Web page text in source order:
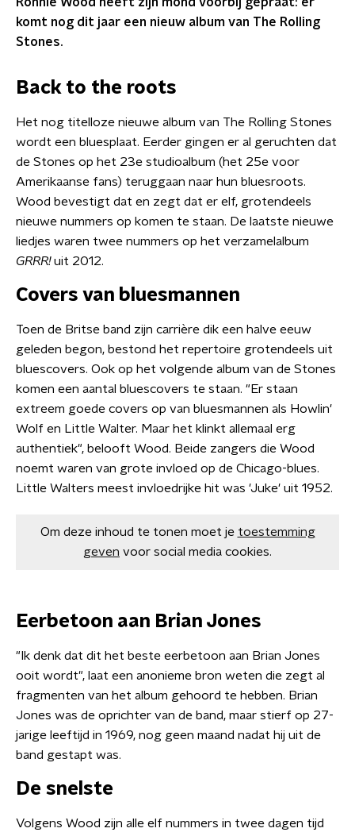
komt nog dit jaar een nieuw album van The Rolling
Stones.
Back to the roots
Het nog titelloze nieuwe album van The Rolling Stones
wordt een bluesplaat. Eerder gingen er al geruchten dat
de Stones op het 23e studioalbum (het 25e voor
Amerikaanse fans) teruggaan naar hun bluesroots.
Wood bevestigt dat en zegt dat er elf, grotendeels
nieuwe nummers op komen te staan. De laatste nieuwe
liedjes waren twee nummers op het verzamelalbum
GRRR!uit 2012.
Covers van bluesmannen
Toen de Britse band zijn carrière dik een halve eeuw
geleden begon, bestond het repertoire grotendeels uit
bluescovers. Ook op het volgende album van de Stones
komen een aantal bluescovers te staan. "Er staan
extreem goede covers op van bluesmannen als Howlin'
Wolf en Little Walter. Maar het klinkt allemaal erg
authentiek", belooft Wood. Beide zangers die Wood
noemt waren van grote invloed op de Chicago-blues.
Little Walters meest invloedrijke hit was 'Juke' uit 1952.
Om deze inhoud te tonen moet je toestemming
geven voor social media cookies.
Eerbetoon aan Brian Jones
"Ik denk dat dit het beste eerbetoon aan Brian Jones
ooit wordt", laat een anonieme bron weten die zegt al
fragmenten van het album gehoord te hebben. Brian
Jones was de oprichter van de band, maar stierf op 27-
jarige leeftijd in 1969, nog geen maand nadat hij uit de
band gestapt was.
De snelste
Volgens Wood zijn alle elf nummers in twee dagen tijd